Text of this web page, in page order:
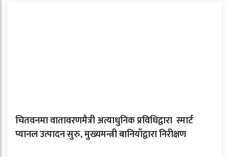
चितवनमा वातावरणमैत्री अत्याधुनिक प्रविधिद्वारा स्मार्ट
प्यानल उत्पादन सुरु, मुख्यमन्त्री बानियाँद्वारा निरीक्षण